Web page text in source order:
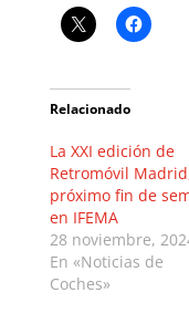
Relacionado
La XXI edición de
Retromóvil
próximo fin de
en IFEMA
28 noviembre,
En «Noticias de
Coches»